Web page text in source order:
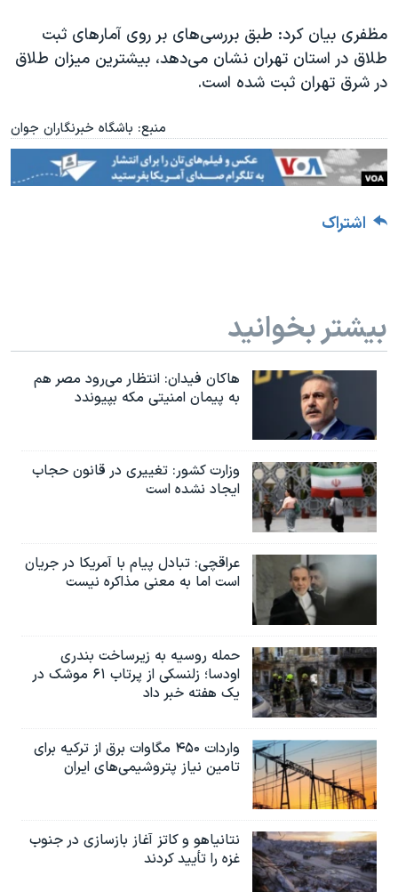
مظفری بیان کرد: طبق بررسی‌های بر روی آمار‌های ثبت
طلاق در استان تهران نشان می‌دهد، بیشترین میزان طلاق
در شرق تهران ثبت شده است.
منبع: باشگاه خبرنگاران جوان
اشتراک
بیشتر بخوانید
هاکان فیدان: انتظار می‌رود مصر هم
به پیمان امنیتی مکه بپیوندد
وزارت کشور: تغییری در قانون حجاب
ایجاد نشده است
عراقچی: تبادل پیام با آمریکا در جریان
است اما به معنی مذاکره نیست
حمله روسیه به زیرساخت بندری
اودسا؛ زلنسکی از پرتاب ۶۱ موشک در
یک هفته خبر داد
واردات ۴۵۰ مگاوات برق از ترکیه برای
تامین نیاز پتروشیمی‌های ایران
نتانیاهو و کاتز آغاز بازسازی در جنوب
غزه را تأیید کردند